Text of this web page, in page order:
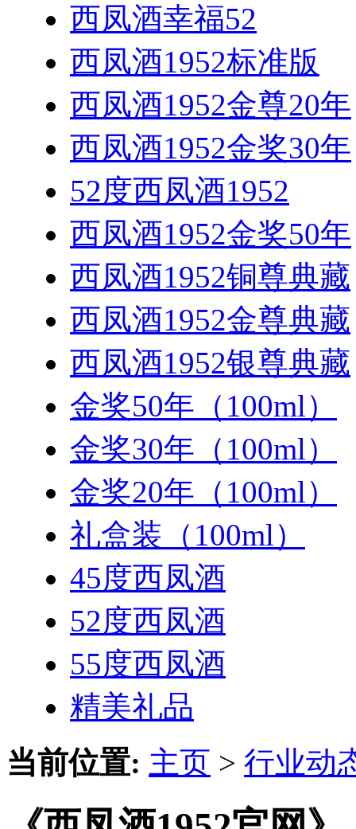
西凤酒幸福52
西凤酒1952标准版
西凤酒1952金尊20年
西凤酒1952金奖30年
52度西凤酒1952
西凤酒1952金奖50年
西凤酒1952铜尊典藏
西凤酒1952金尊典藏
西凤酒1952银尊典藏
金奖50年（100ml）
金奖30年（100ml）
金奖20年（100ml）
礼盒装（100ml）
45度西凤酒
52度西凤酒
55度西凤酒
精美礼品
当前位置: 主页 > 行业动